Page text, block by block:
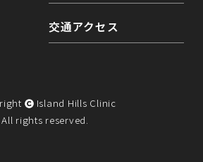
交通アクセス
Island Hills Clinic
All rights reserved.